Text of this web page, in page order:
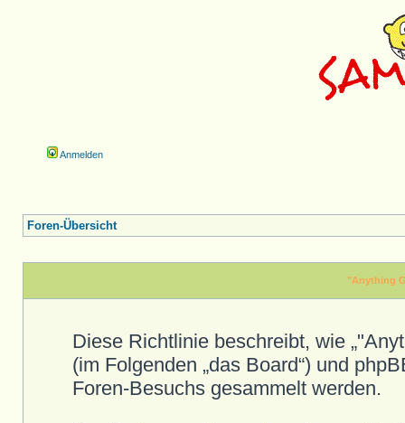
Anmelden
Foren-Übersicht
"Anything
Diese Richtlinie beschreibt, wie
(im Folgenden „das Board“) und
Foren-Besuchs gesammelt werden.